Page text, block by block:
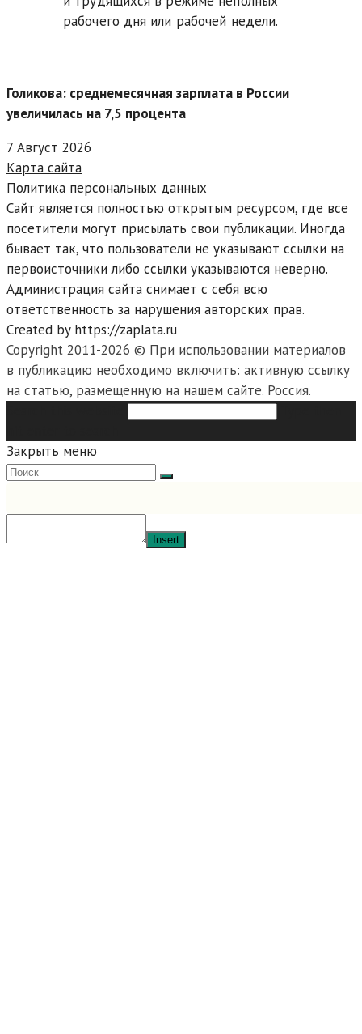
рабочего дня или рабочей недели.
Голикова: среднемесячная зарплата в России
увеличилась на 7,5 процента
7 Август 2026
Карта сайта
Политика персональных данных
Сайт является полностью открытым ресурсом, где все
посетители могут присылать свои публикации. Иногда
бывает так, что пользователи не указывают ссылки на
первоисточники либо ссылки указываются неверно.
Администрация сайта снимает с себя всю
ответственность за нарушения авторских прав.
Created by https://zaplata.ru
Copyright 2011-2026 © При использовании материалов
в публикацию необходимо включить: активную ссылку
на статью, размещенную на нашем сайте. Россия.
Закрыть меню
Insert